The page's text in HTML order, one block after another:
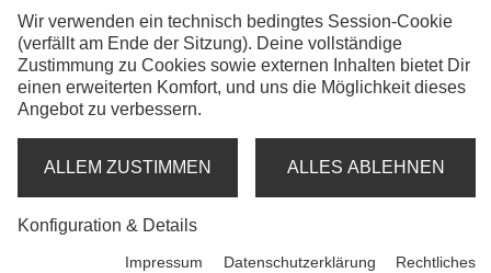
J-Threads DPLS
Monofilschnur | khaki gold
J-Threads DPLS
Monofilschnur | pink
J-Threads DPLS
Monofilschnur | gray
Wir verwenden ein technisch bedingtes Session-Cookie
(verfällt am Ende der Sitzung). Deine vollständige
Zustimmung zu Cookies sowie externen Inhalten bietet Dir
einen erweiterten Komfort, und uns die Möglichkeit dieses
Angebot zu verbessern.
ALLEM ZUSTIMMEN ALLES ABLEHNEN
Konfiguration & Details
Impressum Datenschutzerklärung Rechtliches